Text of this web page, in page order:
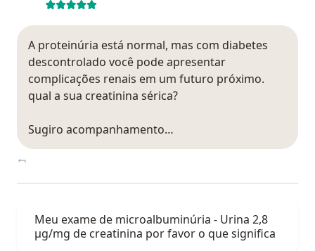
A proteinúria está normal, mas com diabetes
descontrolado você pode apresentar
complicações renais em um futuro próximo.
qual a sua creatinina sérica?
Sugiro acompanhamento…
Meu exame de microalbuminúria - Urina 2,8
µg/mg de creatinina por favor o que significa